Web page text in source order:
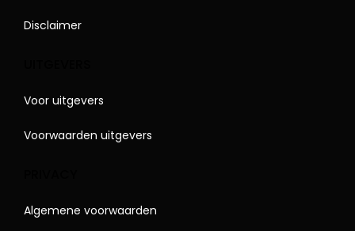
Disclaimer
Voor uitgevers
Voorwaarden uitgevers
Algemene voorwaarden